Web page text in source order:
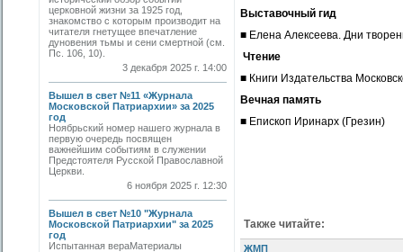
церковной жизни за 1925 год,
знакомство с которым производит на
читателя гнетущее впечатление
дуновения тьмы и сени смертной (см.
Пс. 106, 10).
3 декабря 2025 г. 14:00
Вышел в свет №11 «Журнала
Московской Патриархии» за 2025
год
Ноябрьский номер нашего журнала в
первую очередь посвящен
важнейшим событиям в служении
Предстоятеля Русской Православной
Церкви.
6 ноября 2025 г. 12:30
Вышел в свет №10 "Журнала
Московской Патриархии" за 2025
год
Испытанная вераМатериалы
Выставочный гид
■ Елена Алексеева. Дни
Чтение
■ Книги Издательства
Вечная память
■ Епископ Иринарх (Грезин)
Также читайте:
ЖМП